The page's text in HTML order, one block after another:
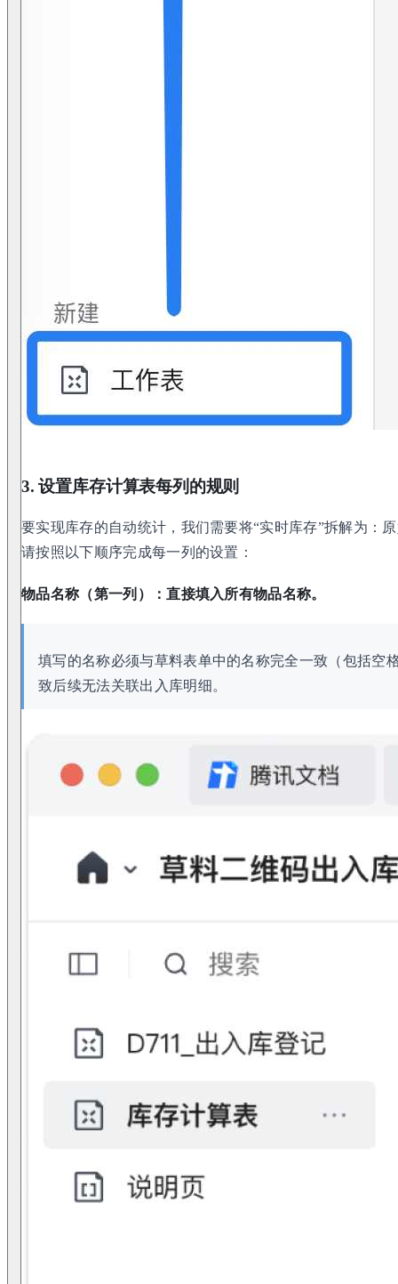
3. 设置库存计算表每列的规则
要实现库存的自动统计，我们需要将“实时库存”拆解为：
请按照以下顺序完成每一列的设置：
物品名称（第一列）：直接填入所有物品名称。
填写的名称必须与草料表单中的名称完全一致（包括空
致后续无法关联出入库明细。